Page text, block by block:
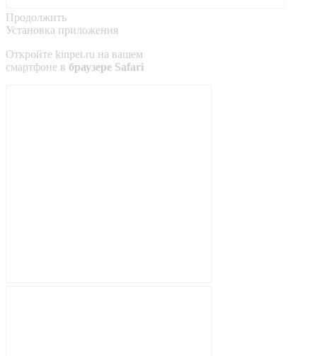
Продолжить
Установка приложения
Откройте kinpet.ru на вашем
смартфоне в браузере Safari